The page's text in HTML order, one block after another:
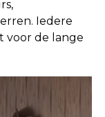
Iedere
voor de lange